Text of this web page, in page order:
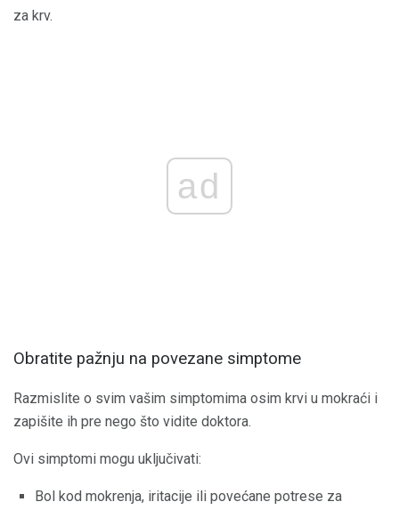
za krv.
ad
Obratite pažnju na povezane simptome
Razmislite o svim vašim simptomima osim krvi u mokraći i
zapišite ih pre nego što vidite doktora.
Ovi simptomi mogu uključivati:
Bol kod mokrenja, iritacije ili povećane potrese za